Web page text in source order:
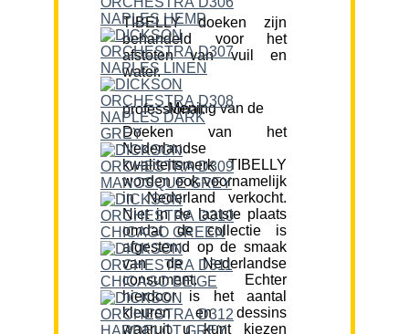
TIBELLY doeken zijn
behandeld voor het
afstoten van vuil en
water.
Mening van de professional:
Doeken van het
Nederlandse
kwaliteitsmerk TIBELLY
worden ook voornamelijk
in Nederland verkocht.
Niet in de laatste plaats
omdat de collectie is
afgestemd op de smaak
van de Nederlandse
consument. Echter
hierdoor is het aantal
kleuren en dessins
waaruit u kunt kiezen